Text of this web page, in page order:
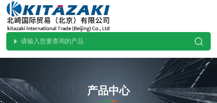
PRODUCTS CENTER
产品中心